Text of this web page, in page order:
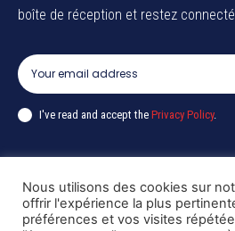
boîte de réception et restez
I've read and accept the Privacy Policy.
Copyright © DiaspoRDC.
Nous utilisons des cookies sur
offrir l'expérience la plus
préférences et vos visites